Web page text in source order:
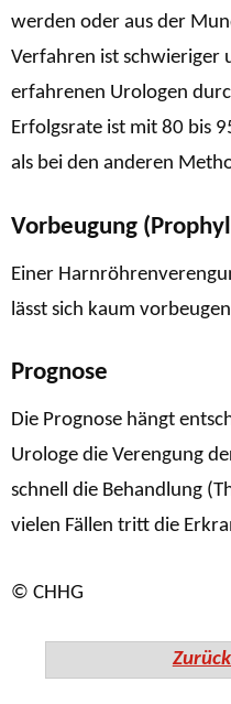
werden oder aus der
Verfahren ist schwieriger
erfahrenen Urologen
Erfolgsrate ist mit 80 bis
als bei den anderen
Vorbeugung
Einer
lässt sich kaum
Prognose
Die Prognose hängt
Urologe die Verengung
schnell die Behandlung
vielen Fällen tritt die
© CHHG